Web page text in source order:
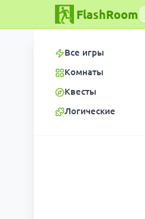
FlashRoom
Все игры
Комнаты
Квесты
Логические